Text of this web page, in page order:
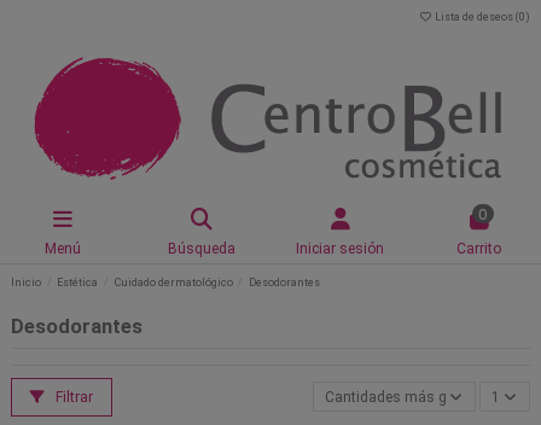
Lista de deseos (0 )
Menú Búsqueda Iniciar sesión
0
Carrito
Inicio Estética Cuidado dermatológico Desodorantes
Desodorantes
Filtrar Cantidades más grandes1